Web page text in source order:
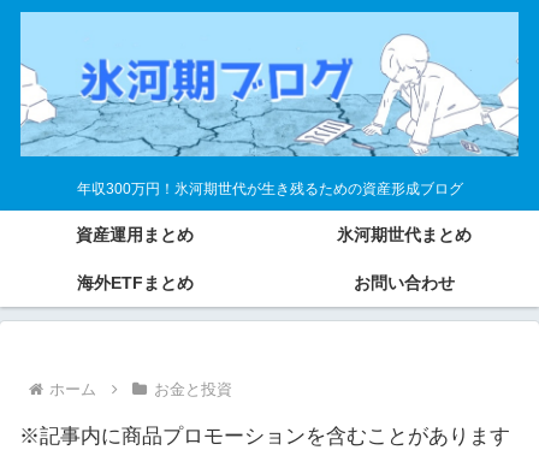
年収300万円！氷河期世代が生き残るための資産形成ブログ
資産運用まとめ 氷河期世代まとめ
海外ETFまとめ お問い合わせ
ホーム お金と投資
※記事内に商品プロモーションを含むことがあります